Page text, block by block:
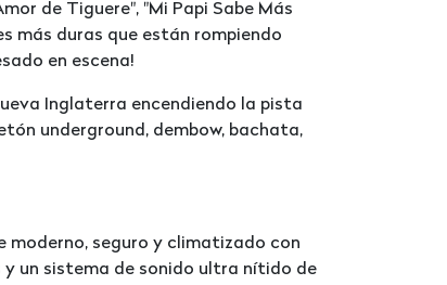
de Tiguere", "Mi Papi Sabe Más
más duras que están rompiendo
en escena!
Inglaterra encendiendo la pista
underground, dembow, bachata,
moderno, seguro y climatizado con
y un sistema de sonido ultra nítido de